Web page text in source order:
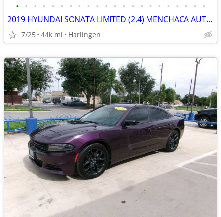
• • • • • • • • • • • • • • • • • • • • • •
2019 HYUNDAI SONATA LIMITED (2.4) MENCHACA AUTO SALES
7/25 44k mi Harlingen